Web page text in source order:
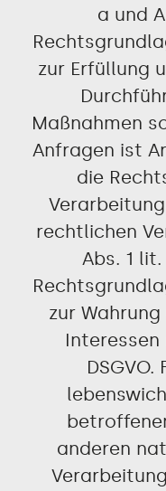
a und
zur Erfüllung
Maßnahmen
Anfragen ist
die
rechtlichen
Abs. 1 lit.
zur
anderen